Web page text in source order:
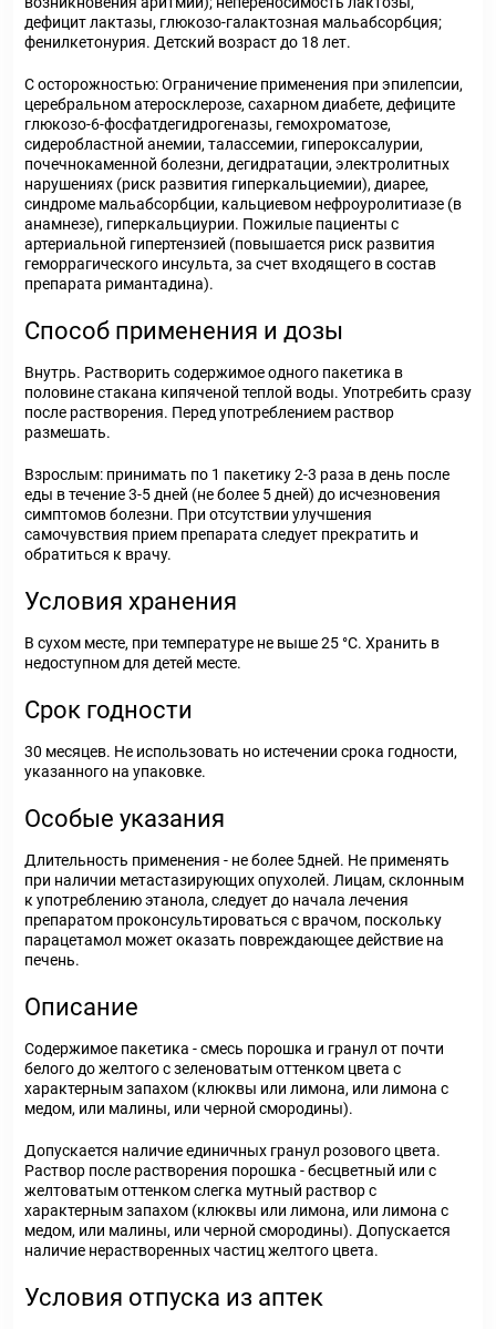
дефицит лактазы, глюкозо-галактозная мальабсорбция;
фенилкетонурия. Детский возраст до 18 лет.
С осторожностью: Ограничение применения при эпилепсии,
церебральном атеросклерозе, сахарном диабете, дефиците
глюкозо-6-фосфатдегидрогеназы, гемохроматозе,
сидеробластной анемии, талассемии, гипероксалурии,
почечнокаменной болезни, дегидратации, электролитных
нарушениях (риск развития гиперкальциемии), диарее,
синдроме мальабсорбции, кальциевом нефроуролитиазе (в
анамнезе), гиперкальциурии. Пожилые пациенты с
артериальной гипертензией (повышается риск развития
геморрагического инсульта, за счет входящего в состав
препарата римантадина).
Способ применения и дозы
Внутрь. Растворить содержимое одного пакетика в
половине стакана кипяченой теплой воды. Употребить сразу
после растворения. Перед употреблением раствор
размешать.
Взрослым: принимать по 1 пакетику 2-3 раза в день после
еды в течение 3-5 дней (не более 5 дней) до исчезновения
симптомов болезни. При отсутствии улучшения
самочувствия прием препарата следует прекратить и
обратиться к врачу.
Условия хранения
В сухом месте, при температуре не выше 25 °С. Хранить в
недоступном для детей месте.
Срок годности
30 месяцев. Не использовать но истечении срока годности,
указанного на упаковке.
Особые указания
Длительность применения - не более 5дней. Не применять
при наличии метастазирующих опухолей. Лицам, склонным
к употреблению этанола, следует до начала лечения
препаратом проконсультироваться с врачом, поскольку
парацетамол может оказать повреждающее действие на
печень.
Описание
Содержимое пакетика - смесь порошка и гранул от почти
белого до желтого с зеленоватым оттенком цвета с
характерным запахом (клюквы или лимона, или лимона с
медом, или малины, или черной смородины).
Допускается наличие единичных гранул розового цвета.
Раствор после растворения порошка - бесцветный или с
желтоватым оттенком слегка мутный раствор с
характерным запахом (клюквы или лимона, или лимона с
медом, или малины, или черной смородины). Допускается
наличие нерастворенных частиц желтого цвета.
Условия отпуска из аптек